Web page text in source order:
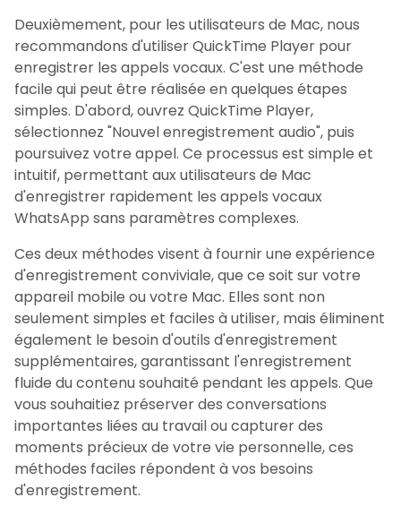
Deuxièmement, pour les utilisateurs de Mac, nous
recommandons d'utiliser QuickTime Player pour
enregistrer les appels vocaux. C'est une méthode
facile qui peut être réalisée en quelques étapes
simples. D'abord, ouvrez QuickTime Player,
sélectionnez "Nouvel enregistrement audio", puis
poursuivez votre appel. Ce processus est simple et
intuitif, permettant aux utilisateurs de Mac
d'enregistrer rapidement les appels vocaux
WhatsApp sans paramètres complexes.
Ces deux méthodes visent à fournir une expérience
d'enregistrement conviviale, que ce soit sur votre
appareil mobile ou votre Mac. Elles sont non
seulement simples et faciles à utiliser, mais éliminent
également le besoin d'outils d'enregistrement
supplémentaires, garantissant l'enregistrement
fluide du contenu souhaité pendant les appels. Que
vous souhaitiez préserver des conversations
importantes liées au travail ou capturer des
moments précieux de votre vie personnelle, ces
méthodes faciles répondent à vos besoins
d'enregistrement.